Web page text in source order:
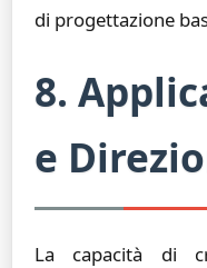
di progettazione
8.
e
La capacità di